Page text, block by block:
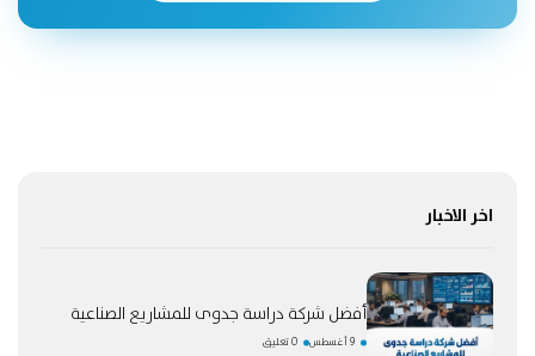
اخر الاخبار
أفضل شركة دراسة جدوى للمشاريع الصناعية
9 أغسطس 0 تعليق